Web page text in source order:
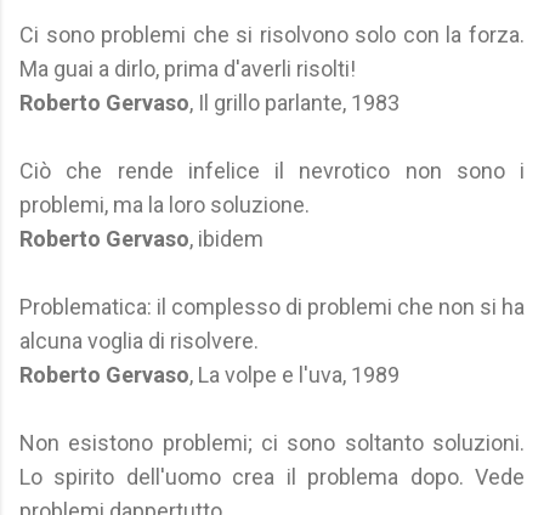
Ci sono problemi che si risolvono solo con la forza.
Ma guai a dirlo, prima d'averli risolti!
Roberto Gervaso, Il grillo parlante, 1983
Ciò che rende infelice il nevrotico non sono i
problemi, ma la loro soluzione.
Roberto Gervaso, ibidem
Problematica: il complesso di problemi che non si ha
alcuna voglia di risolvere.
Roberto Gervaso, La volpe e l'uva, 1989
Non esistono problemi; ci sono soltanto soluzioni.
Lo spirito dell'uomo crea il problema dopo. Vede